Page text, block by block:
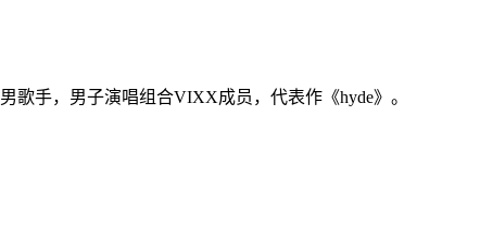
手，男子演唱组合VIXX成员，代表作《hyde》。